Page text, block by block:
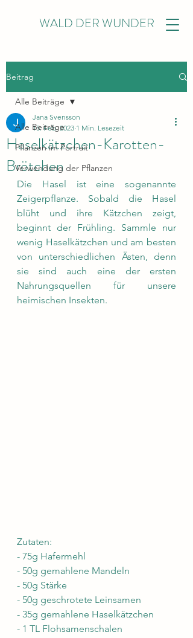
WALD DER WUNDER
Beitrag
Alle Beiträge
Pflanzen im Portrait
Verwendung der Pflanzen
Alle Beiträge
Haselkätzchen-Karotten-
Brötchen
Jana Svensson
15. Feb. 2023 1 Min. Lesezeit
Die Hasel ist eine sogenannte
Zeigerpflanze. Sobald die Hasel
blüht und ihre Kätzchen zeigt,
beginnt der Frühling. Sammle nur
wenig Haselkätzchen und am besten
von unterschiedlichen Ästen, denn
sie sind auch eine der ersten
Nahrungsquellen für unsere
heimischen Insekten.
Zutaten:
- 75g Hafermehl
- 50g gemahlene Mandeln
- 50g Stärke
- 50g geschrotete Leinsamen
- 35g gemahlene Haselkätzchen
- 1 TL Flohsamenschalen